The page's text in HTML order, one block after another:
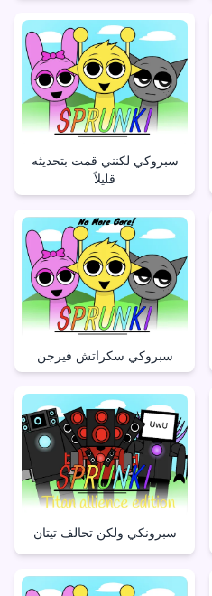
سبروكي لكنني قمت بتحديثه
قليلاً
سبروكي سكراتش فيرجن
سبرونكي ولكن تحالف تيتان